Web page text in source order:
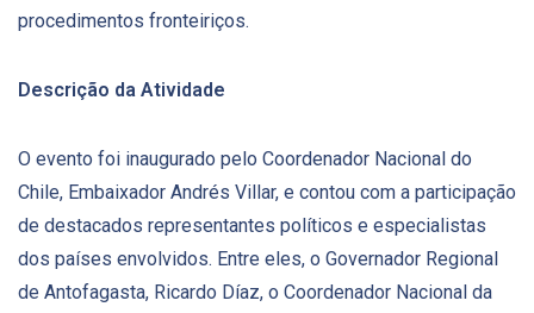
procedimentos fronteiriços.
Descrição da Atividade
O evento foi inaugurado pelo Coordenador Nacional do
Chile, Embaixador Andrés Villar, e contou com a participação
de destacados representantes políticos e especialistas
dos países envolvidos. Entre eles, o Governador Regional
de Antofagasta, Ricardo Díaz, o Coordenador Nacional da